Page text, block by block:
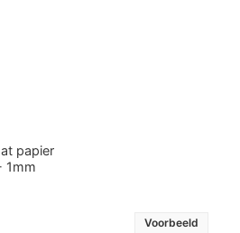
papier
1mm
Voorbeeld